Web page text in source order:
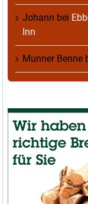
Johann bei
Inn
Munner Benne